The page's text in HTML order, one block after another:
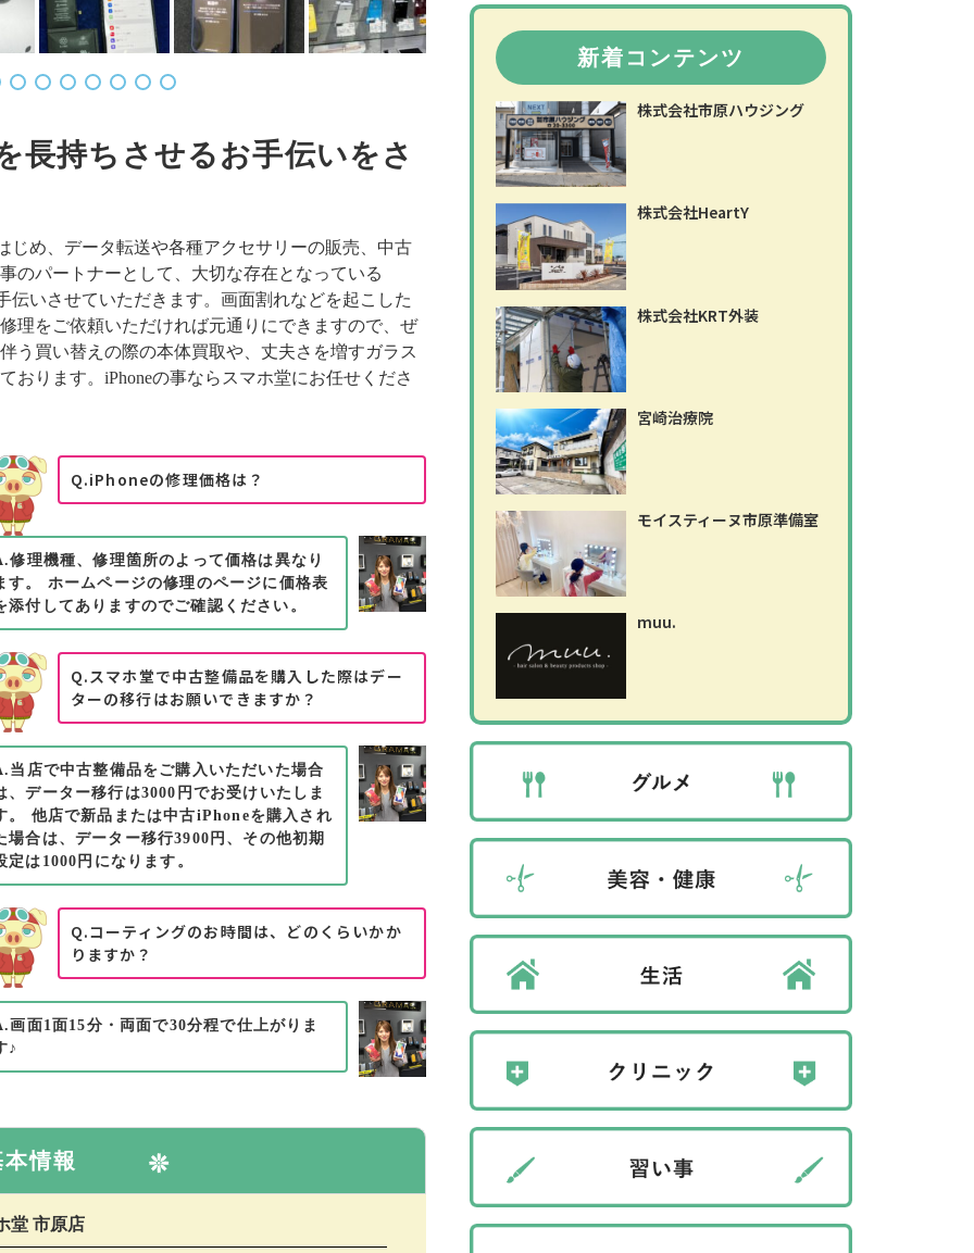
長持ちさせるお手伝いをさ
じめ、データ転送や各種アクセサリーの販売、中古
のパートナーとして、大切な存在となっている
伝いさせていただきます。画面割れなどを起こした
理をご依頼いただければ元通りにできますので、ぜ
う買い替えの際の本体買取や、丈夫さを増すガラス
おります。iPhoneの事ならスマホ堂にお任せくださ
Q.iPhoneの修理価格は？
修理機種、修理箇所のよって価格は異なり
す。 ホームページの修理のページに価格表
添付してありますのでご確認ください。
Q.スマホ堂で中古整備品を購入した際はデー
ターの移行はお願いできますか？
当店で中古整備品をご購入いただいた場合
、データー移行は3000円でお受けいたしま
。 他店で新品または中古iPhoneを購入され
場合は、データー移行3900円、その他初期
定は1000円になります。
Q.コーティングのお時間は、どのくらいかか
りますか？
画面1面15分・両面で30分程で仕上がりま
♪
情報
堂 市原店
新着コンテンツ
株式会社市原ハウジング
株式会社HeartY
株式会社KRT外装
宮崎治療院
モイスティーヌ市原準備室
muu.